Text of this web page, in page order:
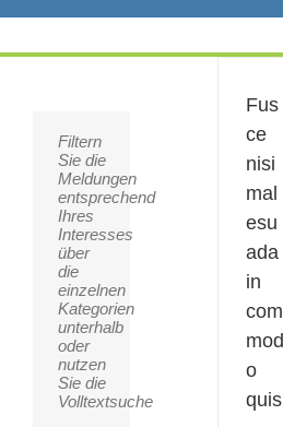
springen
Fus
ce
nisi
mal
esu
ada
in
com
mod
o
quis
Filtern
Sie die
Meldungen
entsprechend
Ihres
Interesses
über
die
einzelnen
Kategorien
unterhalb
oder
nutzen
Sie die
Volltextsuche
Sie
möchten
Inhalte
zum
Markt
Pförring
veröffentlichen?
Wir
nehmen
gerne
Ihre
Vorschläge
auf
und
infomieren